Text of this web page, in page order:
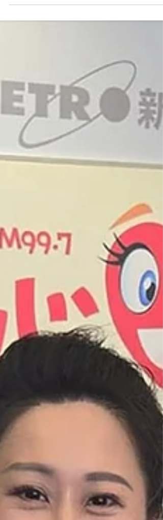
藝示範兼新品優惠推介」大型戶外烹飪活動
好友安德尊為活動擔任司儀，兩人的互動為
代化的設計，為大眾提供高品質及價格親民
廚具產品。家燕媽媽與德國卡爾牌廚具同樣
民又貼心，為報答Fans們多年來的熱烈支
持，品牌推出三款全新重磅產品：可拆式手
廚具套裝、Prepro 高速煲及 Altena 99.6%
鐵廚具系列，讓大眾以更優質的廚具，輕鬆
受下廚樂。會上，家燕媽媽大讚新品，無論
外型還是功能性都同樣出色，她笑謂：「真
好簡單，一撳就拆到，廚房當然要整整齊齊
上得枱，慳返唔使洗多隻碟！」她透露早前
加拿大拍電影時，亦帶同這套廚具套裝：「
個女特登叫我帶，佢哋鍾意自己煮嘢食。」
家燕媽媽大讚Prepro 高